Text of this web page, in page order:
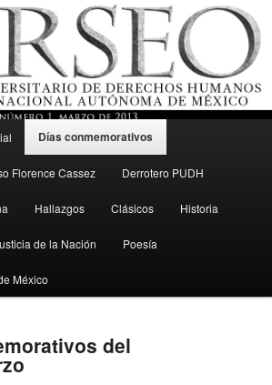
UNAM
Universitario de Derechos Humanos, UNAM
Días conmemorativos
Florence Cassez Derrotero PUDH
Hallazgos Clásicos Historia
de la Nación Poesía
México
del